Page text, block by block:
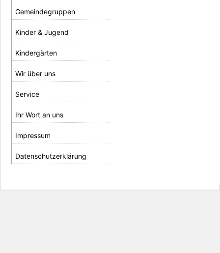
Gemeindegruppen
Kinder & Jugend
Kindergärten
Wir über uns
Service
Ihr Wort an uns
Impressum
Datenschutzerklärung